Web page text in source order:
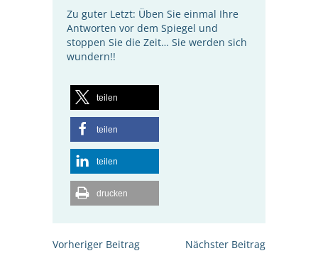
Zu guter Letzt: Üben Sie einmal Ihre
Antworten vor dem Spiegel und
stoppen Sie die Zeit… Sie werden sich
wundern!!
teilen
teilen
teilen
drucken
Beitrags-
Navigation
Vorheriger Beitrag Nächster Beitrag